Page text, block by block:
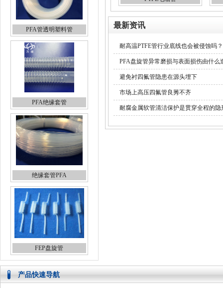
PFA管透明塑料管
PFA绝缘套管
绝缘套管PFA
FEP盘旋管
最新资讯
耐高温PTFE管行业底线也会被侵蚀吗？
PFA盘旋管异常磨损与表面损伤由什么
避免衬四氟管隐患在源头埋下
市场上高压四氟管良莠不齐
耐腐金属软管清洁保护是贯穿全程的隐
产品快速导航